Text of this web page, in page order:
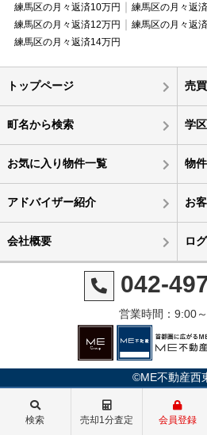
練馬区の月々返済10万円
練馬区の月々返
練馬区の月々返済12万円
練馬区の月々返
練馬区の月々返済14万円
トップページ 売
町名から検索 学
お気に入り物件一覧 物
アドバイザー紹介 お
会社概要 ロ
042-
営業時間：9:00
©ME不動産西
検索 売却1分査定 会員登録